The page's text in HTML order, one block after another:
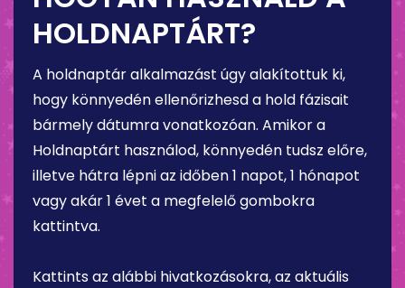
HOLDNAPTÁRT?
A holdnaptár alkalmazást úgy alakítottuk ki,
hogy könnyedén ellenőrizhesd a hold fázisait
bármely dátumra vonatkozóan. Amikor a
Holdnaptárt használod, könnyedén tudsz előre,
illetve hátra lépni az időben 1 napot, 1 hónapot
vagy akár 1 évet a megfelelő gombokra
kattintva.
Kattints az alábbi hivatkozásokra, az aktuális